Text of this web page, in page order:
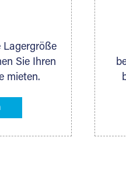
Lagergröße
Sie Ihren
mieten.
sofort